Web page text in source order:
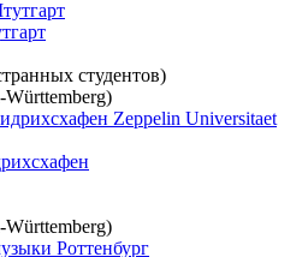
студентов)